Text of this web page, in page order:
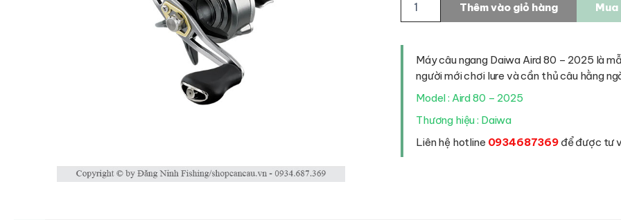
câu
ngang
Aird
2025
lượng
Thêm vào giỏ hàng Mua
Máy câu ngang Daiwa Aird 80 – 2025 là
người mới chơi lure và cần thủ câu hằng
Model : Aird 80 – 2025
Thương hiệu : Daiwa
Liên hệ hotline 0934687369để được tư